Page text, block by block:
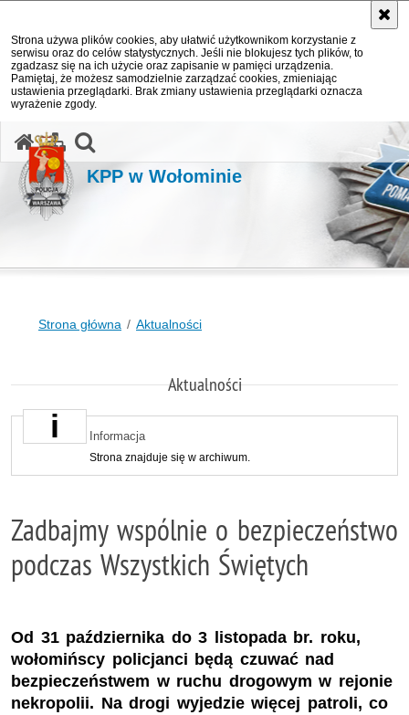
Strona używa plików cookies, aby ułatwić użytkownikom korzystanie z
serwisu oraz do celów statystycznych. Jeśli nie blokujesz tych plików, to
zgadzasz się na ich użycie oraz zapisanie w pamięci urządzenia.
Pamiętaj, że możesz samodzielnie zarządzać cookies, zmieniając
ustawienia przeglądarki. Brak zmiany ustawienia przeglądarki oznacza
wyrażenie zgody.
KPP w Wołominie
Strona główna Aktualności
Aktualności
Informacja
Strona znajduje się w archiwum.
Zadbajmy wspólnie o bezpieczeństwo
podczas Wszystkich Świętych
Od 31 października do 3 listopada br. roku,
wołomińscy policjanci będą czuwać nad
bezpieczeństwem w ruchu drogowym w rejonie
nekropolii. Na drogi wyjedzie więcej patroli, co